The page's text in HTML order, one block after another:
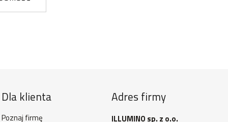
Dla klienta
Poznaj firmę
Adres firmy
ILLUMINO sp. z o.o.